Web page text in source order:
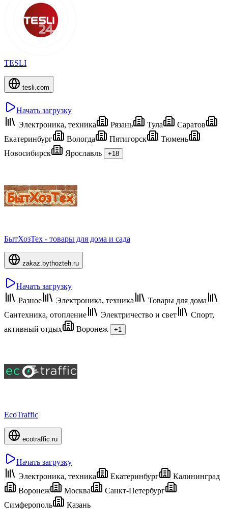
TESLI
tesli.com
Начать загрузку
Электроника, техника
Рязань Тула
Саратов
Екатеринбург
Вологда Пятигорск
Тюмень
Новосибирск
Ярославль +18
БытХозТех - товары для дома и сада
zakaz.bythozteh.ru
Начать загрузку
Разное
Электроника, техника
Товары для дома
Сантехника, отопление
Электричество и свет
Спорт,
активный отдых
Воронеж +1
EcoTraffic
ecotraffic.ru
Начать загрузку
Электроника, техника
Екатеринбург
Калининград
Воронеж
Москва
Санкт-Петербург
Симферополь
Казань